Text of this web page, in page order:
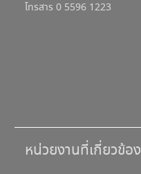
โทรสาร 0 5596 1223
หน่วยงานที่เกี่ยวข้อง